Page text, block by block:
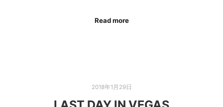
Read more
2018年1月29日